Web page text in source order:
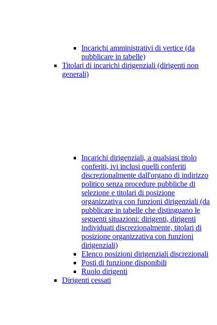
Incarichi amministrativi di vertice (da
pubblicare in tabelle)
Titolari di incarichi dirigenziali (dirigenti non
generali)
Incarichi dirigenziali, a qualsiasi titolo
conferiti, ivi inclusi quelli conferiti
discrezionalmente dall'organo di indirizzo
politico senza procedure pubbliche di
selezione e titolari di posizione
organizzativa con funzioni dirigenziali (da
pubblicare in tabelle che distinguano le
seguenti situazioni: dirigenti, dirigenti
individuati discrezionalmente, titolari di
posizione organizzativa con funzioni
dirigenziali)
Elenco posizioni dirigenziali discrezionali
Posti di funzione disponibili
Ruolo dirigenti
Dirigenti cessati